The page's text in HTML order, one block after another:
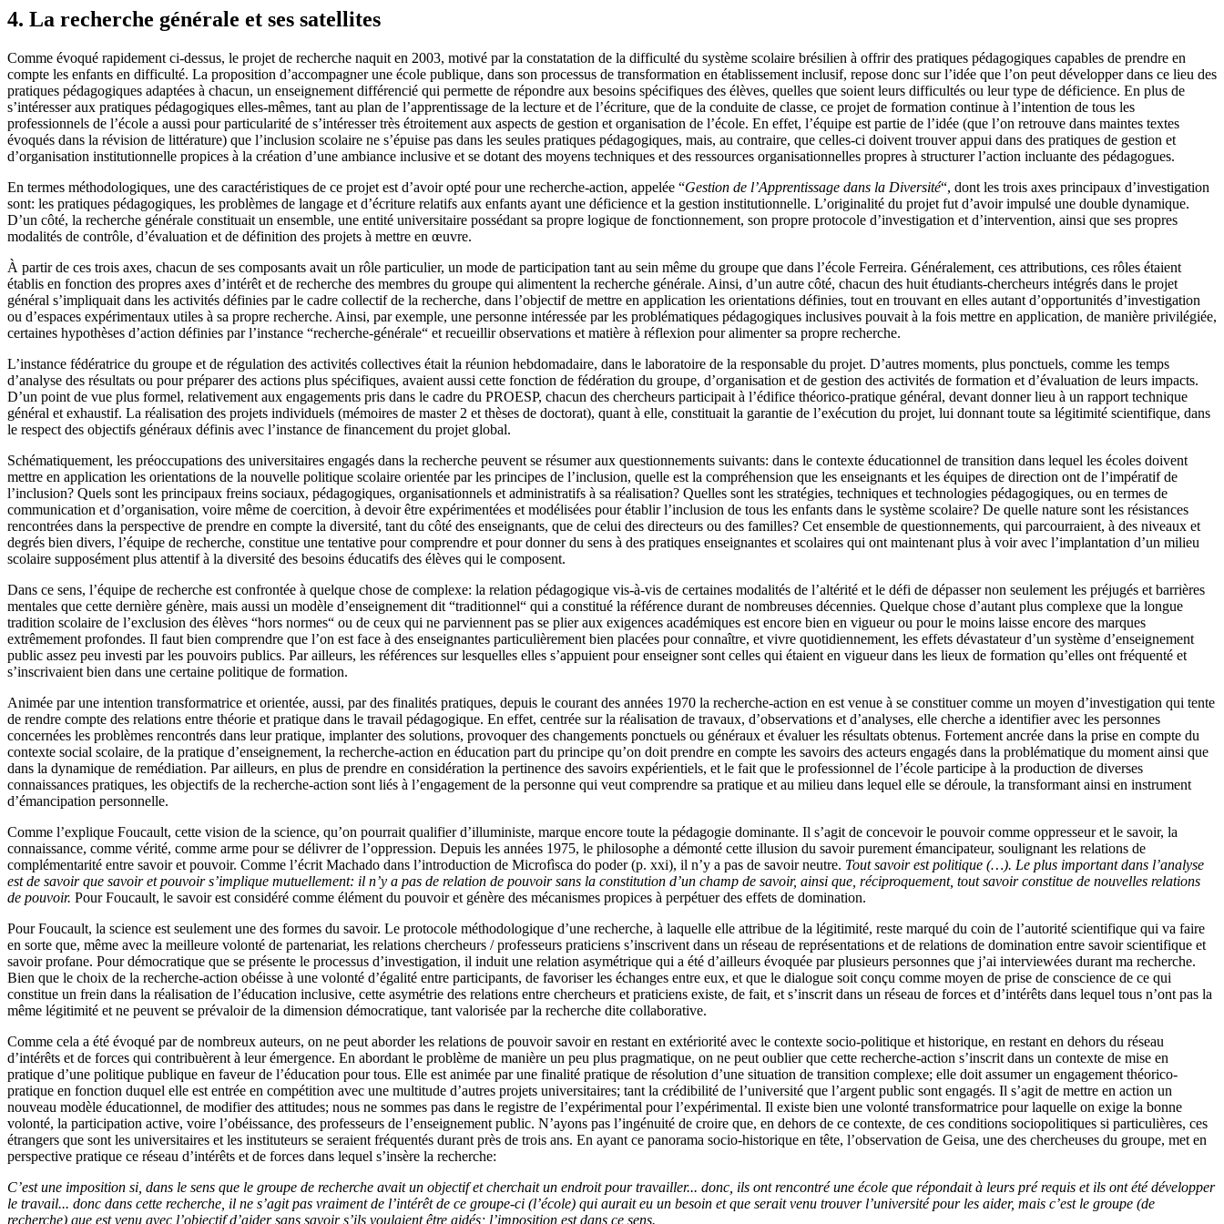
4. La recherche générale et ses satellites
Comme évoqué rapidement ci-dessus, le projet de recherche naquit en 2003, motivé par la constatation de la difficulté du système scolaire brésilien à offrir des pratiques pédagogiques capables de prendre en
compte les enfants en difficulté. La proposition d’accompagner une école publique, dans son processus de transformation en établissement inclusif, repose donc sur l’idée que l’on peut développer dans ce lieu des
pratiques pédagogiques adaptées à chacun, un enseignement différencié qui permette de répondre aux besoins spécifiques des élèves, quelles que soient leurs difficultés ou leur type de déficience. En plus de
s’intéresser aux pratiques pédagogiques elles-mêmes, tant au plan de l’apprentissage de la lecture et de l’écriture, que de la conduite de classe, ce projet de formation continue à l’intention de tous les
professionnels de l’école a aussi pour particularité de s’intéresser très étroitement aux aspects de gestion et organisation de l’école. En effet, l’équipe est partie de l’idée (que l’on retrouve dans maintes textes
évoqués dans la révision de littérature) que l’inclusion scolaire ne s’épuise pas dans les seules pratiques pédagogiques, mais, au contraire, que celles-ci doivent trouver appui dans des pratiques de gestion et
d’organisation institutionnelle propices à la création d’une ambiance inclusive et se dotant des moyens techniques et des ressources organisationnelles propres à structurer l’action incluante des pédagogues.
En termes méthodologiques, une des caractéristiques de ce projet est d’avoir opté pour une recherche-action, appelée “Gestion de l’Apprentissage dans la Diversité“, dont les trois axes principaux d’investigation
sont: les pratiques pédagogiques, les problèmes de langage et d’écriture relatifs aux enfants ayant une déficience et la gestion institutionnelle. L’originalité du projet fut d’avoir impulsé une double dynamique.
D’un côté, la recherche générale constituait un ensemble, une entité universitaire possédant sa propre logique de fonctionnement, son propre protocole d’investigation et d’intervention, ainsi que ses propres
modalités de contrôle, d’évaluation et de définition des projets à mettre en œuvre.
À partir de ces trois axes, chacun de ses composants avait un rôle particulier, un mode de participation tant au sein même du groupe que dans l’école Ferreira. Généralement, ces attributions, ces rôles étaient
établis en fonction des propres axes d’intérêt et de recherche des membres du groupe qui alimentent la recherche générale. Ainsi, d’un autre côté, chacun des huit étudiants-chercheurs intégrés dans le projet
général s’impliquait dans les activités définies par le cadre collectif de la recherche, dans l’objectif de mettre en application les orientations définies, tout en trouvant en elles autant d’opportunités d’investigation
ou d’espaces expérimentaux utiles à sa propre recherche. Ainsi, par exemple, une personne intéressée par les problématiques pédagogiques inclusives pouvait à la fois mettre en application, de manière privilégiée,
certaines hypothèses d’action définies par l’instance “recherche-générale“ et recueillir observations et matière à réflexion pour alimenter sa propre recherche.
L’instance fédératrice du groupe et de régulation des activités collectives était la réunion hebdomadaire, dans le laboratoire de la responsable du projet. D’autres moments, plus ponctuels, comme les temps
d’analyse des résultats ou pour préparer des actions plus spécifiques, avaient aussi cette fonction de fédération du groupe, d’organisation et de gestion des activités de formation et d’évaluation de leurs impacts.
D’un point de vue plus formel, relativement aux engagements pris dans le cadre du PROESP, chacun des chercheurs participait à l’édifice théorico-pratique général, devant donner lieu à un rapport technique
général et exhaustif. La réalisation des projets individuels (mémoires de master 2 et thèses de doctorat), quant à elle, constituait la garantie de l’exécution du projet, lui donnant toute sa légitimité scientifique, dans
le respect des objectifs généraux définis avec l’instance de financement du projet global.
Schématiquement, les préoccupations des universitaires engagés dans la recherche peuvent se résumer aux questionnements suivants: dans le contexte éducationnel de transition dans lequel les écoles doivent
mettre en application les orientations de la nouvelle politique scolaire orientée par les principes de l’inclusion, quelle est la compréhension que les enseignants et les équipes de direction ont de l’impératif de
l’inclusion? Quels sont les principaux freins sociaux, pédagogiques, organisationnels et administratifs à sa réalisation? Quelles sont les stratégies, techniques et technologies pédagogiques, ou en termes de
communication et d’organisation, voire même de coercition, à devoir être expérimentées et modélisées pour établir l’inclusion de tous les enfants dans le système scolaire? De quelle nature sont les résistances
rencontrées dans la perspective de prendre en compte la diversité, tant du côté des enseignants, que de celui des directeurs ou des familles? Cet ensemble de questionnements, qui parcourraient, à des niveaux et
degrés bien divers, l’équipe de recherche, constitue une tentative pour comprendre et pour donner du sens à des pratiques enseignantes et scolaires qui ont maintenant plus à voir avec l’implantation d’un milieu
scolaire supposément plus attentif à la diversité des besoins éducatifs des élèves qui le composent.
Dans ce sens, l’équipe de recherche est confrontée à quelque chose de complexe: la relation pédagogique vis-à-vis de certaines modalités de l’altérité et le défi de dépasser non seulement les préjugés et barrières
mentales que cette dernière génère, mais aussi un modèle d’enseignement dit “traditionnel“ qui a constitué la référence durant de nombreuses décennies. Quelque chose d’autant plus complexe que la longue
tradition scolaire de l’exclusion des élèves “hors normes“ ou de ceux qui ne parviennent pas se plier aux exigences académiques est encore bien en vigueur ou pour le moins laisse encore des marques
extrêmement profondes. Il faut bien comprendre que l’on est face à des enseignantes particulièrement bien placées pour connaître, et vivre quotidiennement, les effets dévastateur d’un système d’enseignement
public assez peu investi par les pouvoirs publics. Par ailleurs, les références sur lesquelles elles s’appuient pour enseigner sont celles qui étaient en vigueur dans les lieux de formation qu’elles ont fréquenté et
s’inscrivaient bien dans une certaine politique de formation.
Animée par une intention transformatrice et orientée, aussi, par des finalités pratiques, depuis le courant des années 1970 la recherche-action en est venue à se constituer comme un moyen d’investigation qui tente
de rendre compte des relations entre théorie et pratique dans le travail pédagogique. En effet, centrée sur la réalisation de travaux, d’observations et d’analyses, elle cherche a identifier avec les personnes
concernées les problèmes rencontrés dans leur pratique, implanter des solutions, provoquer des changements ponctuels ou généraux et évaluer les résultats obtenus. Fortement ancrée dans la prise en compte du
contexte social scolaire, de la pratique d’enseignement, la recherche-action en éducation part du principe qu’on doit prendre en compte les savoirs des acteurs engagés dans la problématique du moment ainsi que
dans la dynamique de remédiation. Par ailleurs, en plus de prendre en considération la pertinence des savoirs expérientiels, et le fait que le professionnel de l’école participe à la production de diverses
connaissances pratiques, les objectifs de la recherche-action sont liés à l’engagement de la personne qui veut comprendre sa pratique et au milieu dans lequel elle se déroule, la transformant ainsi en instrument
d’émancipation personnelle.
Comme l’explique Foucault, cette vision de la science, qu’on pourrait qualifier d’illuministe, marque encore toute la pédagogie dominante. Il s’agit de concevoir le pouvoir comme oppresseur et le savoir, la
connaissance, comme vérité, comme arme pour se délivrer de l’oppression. Depuis les années 1975, le philosophe a démonté cette illusion du savoir purement émancipateur, soulignant les relations de
complémentarité entre savoir et pouvoir. Comme l’écrit Machado dans l’introduction de Microfìsca do poder (p. xxi), il n’y a pas de savoir neutre. Tout savoir est politique (…). Le plus important dans l’analyse
est de savoir que savoir et pouvoir s’implique mutuellement: il n’y a pas de relation de pouvoir sans la constitution d’un champ de savoir, ainsi que, réciproquement, tout savoir constitue de nouvelles relations
de pouvoir. Pour Foucault, le savoir est considéré comme élément du pouvoir et génère des mécanismes propices à perpétuer des effets de domination.
Pour Foucault, la science est seulement une des formes du savoir. Le protocole méthodologique d’une recherche, à laquelle elle attribue de la légitimité, reste marqué du coin de l’autorité scientifique qui va faire
en sorte que, même avec la meilleure volonté de partenariat, les relations chercheurs / professeurs praticiens s’inscrivent dans un réseau de représentations et de relations de domination entre savoir scientifique et
savoir profane. Pour démocratique que se présente le processus d’investigation, il induit une relation asymétrique qui a été d’ailleurs évoquée par plusieurs personnes que j’ai interviewées durant ma recherche.
Bien que le choix de la recherche-action obéisse à une volonté d’égalité entre participants, de favoriser les échanges entre eux, et que le dialogue soit conçu comme moyen de prise de conscience de ce qui
constitue un frein dans la réalisation de l’éducation inclusive, cette asymétrie des relations entre chercheurs et praticiens existe, de fait, et s’inscrit dans un réseau de forces et d’intérêts dans lequel tous n’ont pas la
même légitimité et ne peuvent se prévaloir de la dimension démocratique, tant valorisée par la recherche dite collaborative.
Comme cela a été évoqué par de nombreux auteurs, on ne peut aborder les relations de pouvoir savoir en restant en extériorité avec le contexte socio-politique et historique, en restant en dehors du réseau
d’intérêts et de forces qui contribuèrent à leur émergence. En abordant le problème de manière un peu plus pragmatique, on ne peut oublier que cette recherche-action s’inscrit dans un contexte de mise en
pratique d’une politique publique en faveur de l’éducation pour tous. Elle est animée par une finalité pratique de résolution d’une situation de transition complexe; elle doit assumer un engagement théorico-
pratique en fonction duquel elle est entrée en compétition avec une multitude d’autres projets universitaires; tant la crédibilité de l’université que l’argent public sont engagés. Il s’agit de mettre en action un
nouveau modèle éducationnel, de modifier des attitudes; nous ne sommes pas dans le registre de l’expérimental pour l’expérimental. Il existe bien une volonté transformatrice pour laquelle on exige la bonne
volonté, la participation active, voire l’obéissance, des professeurs de l’enseignement public. N’ayons pas l’ingénuité de croire que, en dehors de ce contexte, de ces conditions sociopolitiques si particulières, ces
étrangers que sont les universitaires et les instituteurs se seraient fréquentés durant près de trois ans. En ayant ce panorama socio-historique en tête, l’observation de Geisa, une des chercheuses du groupe, met en
perspective pratique ce réseau d’intérêts et de forces dans lequel s’insère la recherche:
C’est une imposition si, dans le sens que le groupe de recherche avait un objectif et cherchait un endroit pour travailler... donc, ils ont rencontré une école que répondait à leurs pré requis et ils ont été développer
le travail... donc dans cette recherche, il ne s’agit pas vraiment de l’intérêt de ce groupe-ci (l’école) qui aurait eu un besoin et que serait venu trouver l’université pour les aider, mais c’est le groupe (de
recherche) que est venu avec l’objectif d’aider sans savoir s’ils voulaient être aidés; l’imposition est dans ce sens.